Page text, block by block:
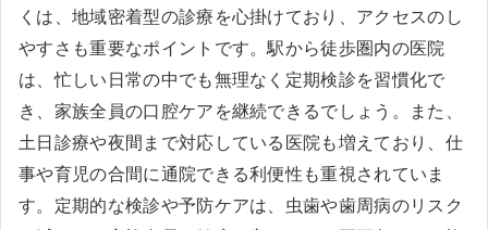
くは、地域密着型の診療を心掛けており、アクセスのし
やすさも重要なポイントです。駅から徒歩圏内の医院
は、忙しい日常の中でも無理なく定期検診を習慣化で
き、家族全員の口腔ケアを継続できるでしょう。また、
土日診療や夜間まで対応している医院も増えており、仕
事や育児の合間に通院できる利便性も重視されていま
す。定期的な検診や予防ケアは、虫歯や歯周病のリスク